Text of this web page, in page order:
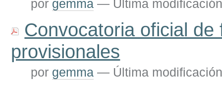
por gemma — Última
Convocatoria oficial
provisionales
por gemma — Última